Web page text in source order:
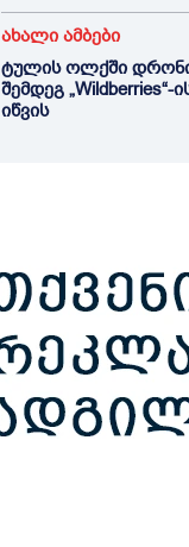
ახალი ამბები
ტულის ოლქში
შემდეგ „Wildberries“-
იწვის